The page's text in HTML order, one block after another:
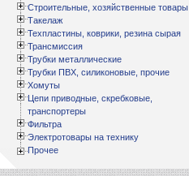
Строительные, хозяйственные товары
Такелаж
Техпластины, коврики, резина сырая
Трансмиссия
Трубки металлические
Трубки ПВХ, силиконовые, прочие
Хомуты
Цепи приводные, скребковые,
транспортеры
Фильтра
Электротовары на технику
Прочее